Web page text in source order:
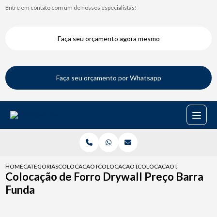
Entre em contato com um de nossos especialistas!
Faça seu orçamento agora mesmo
Faça seu orçamento por Whatsapp
HOMECATEGORIASCOLOCACAO PARA DRYWALLCOLOCACAO DE DRYWALL NA PAREDE
COLOCACAO DE FORRO
Colocação de Forro Drywall Preço Barra
Funda